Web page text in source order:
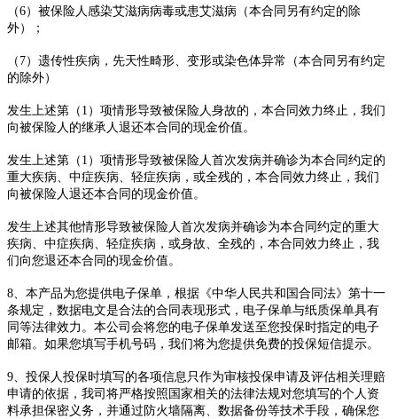
（6）被保险人感染艾滋病病毒或患艾滋病（本合同另有约定的除
外）；
（7）遗传性疾病，先天性畸形、变形或染色体异常（本合同另有约定
的除外）
发生上述第（1）项情形导致被保险人身故的，本合同效力终止，我们
向被保险人的继承人退还本合同的现金价值。
发生上述第（1）项情形导致被保险人首次发病并确诊为本合同约定的
重大疾病、中症疾病、轻症疾病，或全残的，本合同效力终止，我们
向被保险人退还本合同的现金价值。
发生上述其他情形导致被保险人首次发病并确诊为本合同约定的重大
疾病、中症疾病、轻症疾病，或身故、全残的，本合同效力终止，我
们向您退还本合同的现金价值。
8、本产品为您提供电子保单，根据《中华人民共和国合同法》第十一
条规定，数据电文是合法的合同表现形式，电子保单与纸质保单具有
同等法律效力。本公司会将您的电子保单发送至您投保时指定的电子
邮箱。如果您填写手机号码，我们将为您提供免费的投保短信提示。
9、投保人投保时填写的各项信息只作为审核投保申请及评估相关理赔
申请的依据，我司将严格按照国家相关的法律法规对您填写的个人资
料承担保密义务，并通过防火墙隔离、数据备份等技术手段，确保您